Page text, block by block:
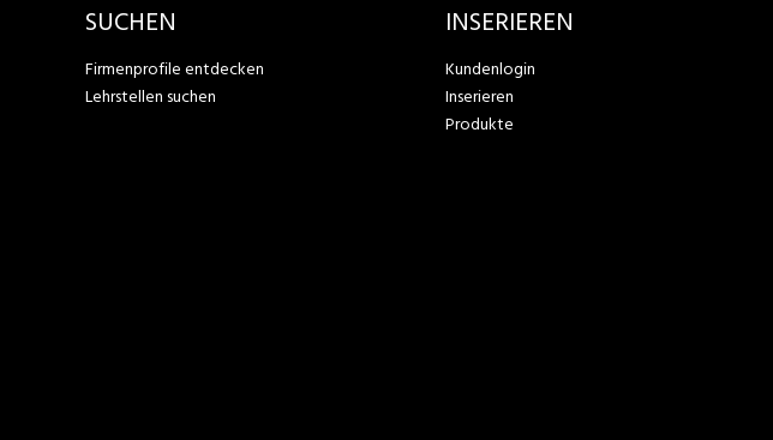
SUCHEN
Firmenprofile entdecken
Lehrstellen suchen
INSERIEREN
Kundenlogin
Inserieren
Produkte